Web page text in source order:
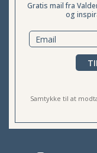
Gratis mail fra
og
Samtykke til at